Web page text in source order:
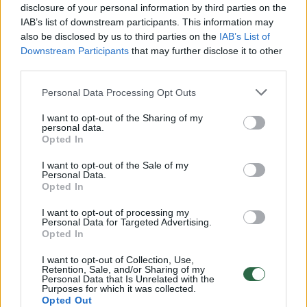
disclosure of your personal information by third parties on the
IAB’s list of downstream participants. This information may
also be disclosed by us to third parties on the IAB’s List of
Downstream Participants that may further disclose it to other
Personal Data Processing Opt Outs
I want to opt-out of the Sharing of my
personal data.
Opted In
I want to opt-out of the Sale of my
Personal Data.
Opted In
I want to opt-out of processing my
Personal Data for Targeted Advertising.
Opted In
I want to opt-out of Collection, Use,
Retention, Sale, and/or Sharing of my
Personal Data that Is Unrelated with the
Purposes for which it was collected.
Opted Out
00:00:30
Vaizdai iš tragiškos avarijos Vilniaus r.: dviejų moterų ir
vaiko gyvybių išgelbėti nepavyko
Žinios | Lietuvos diena
00:00:57
Savaitės vidurys nusimato karštas: temperatūra kils iki
32 laipsnių šilumos
Žinios
V. Zalužno pasisakymą laiko bandymu įsitvirtinti
Ukrainos politikoje: jis yra neteisus
Sinoptikai atsakė, kokiais orais užbaigsime darbo